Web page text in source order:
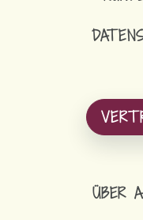
ÜBER